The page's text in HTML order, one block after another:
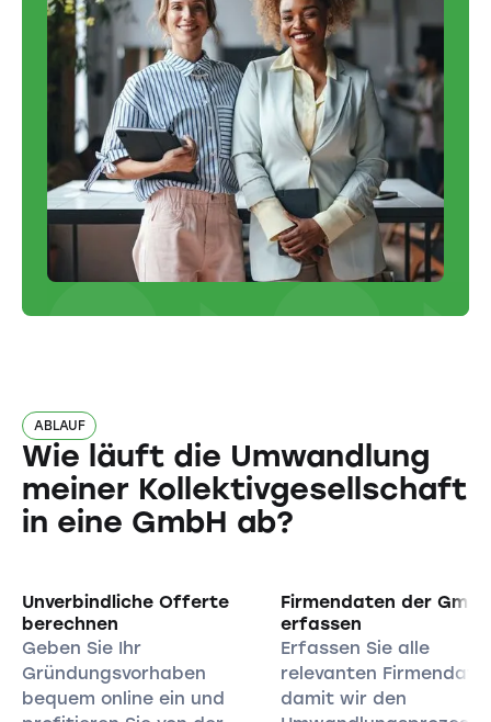
ABLAUF
Wie läuft die Umwandlung
meiner Kollektivgesellschaft
in eine GmbH ab?
Unverbindliche Offerte
berechnen
Geben Sie Ihr
Gründungsvorhaben
bequem online ein und
Firmendaten der
erfassen
Erfassen Sie alle
relevanten
damit wir den